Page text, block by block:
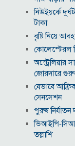
নিউইয়র্কে
টাকা
বৃষ্টি নিয়ে
কোলেস্টেরল
অস্ট্রেলিয়ার
জোরদারে
যেভাবে
সেনসেশন
পুরুষ
ভিআইপি-
তল্লাশি